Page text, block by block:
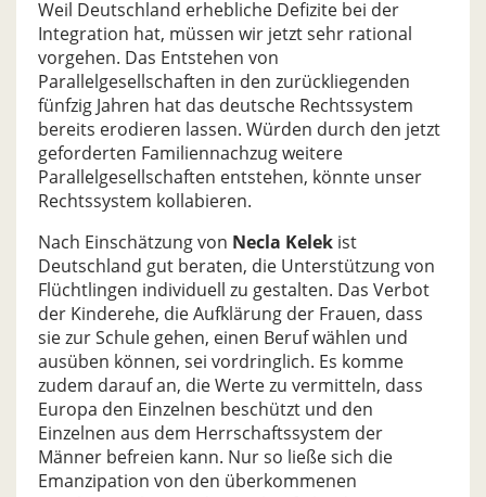
Weil Deutschland erhebliche Defizite bei der
Integration hat, müssen wir jetzt sehr rational
vorgehen. Das Entstehen von
Parallelgesellschaften in den zurückliegenden
fünfzig Jahren hat das deutsche Rechtssystem
bereits erodieren lassen. Würden durch den jetzt
geforderten Familiennachzug weitere
Parallelgesellschaften entstehen, könnte unser
Rechtssystem kollabieren.
Nach Einschätzung von Necla Kelek ist
Deutschland gut beraten, die Unterstützung von
Flüchtlingen individuell zu gestalten. Das Verbot
der Kinderehe, die Aufklärung der Frauen, dass
sie zur Schule gehen, einen Beruf wählen und
ausüben können, sei vordringlich. Es komme
zudem darauf an, die Werte zu vermitteln, dass
Europa den Einzelnen beschützt und den
Einzelnen aus dem Herrschaftssystem der
Männer befreien kann. Nur so ließe sich die
Emanzipation von den überkommenen